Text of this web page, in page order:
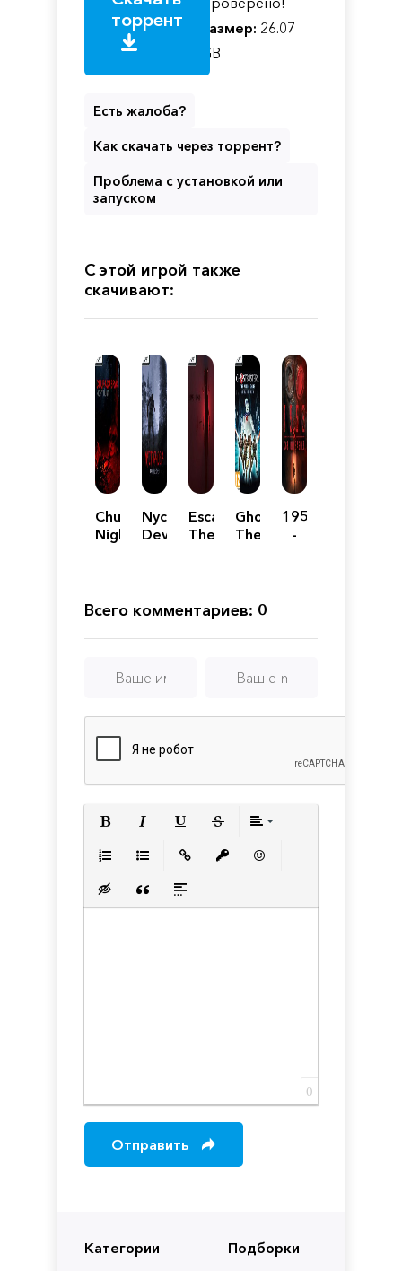
Категории Подборки
торрент
Размер: 26.07
GB
Есть жалоба?
Как скачать через торрент?
Проблема с установкой или
запуском
С этой игрой также
скачивают:
Chupacabras:
Night
Nyctophobia:
Devil
Escape
The
Ghostbusters:
The
1953
-
Всего комментариев: 0
Вставка скрытого текста
Вставка цитаты
Вставка спойлера
0
Отправить